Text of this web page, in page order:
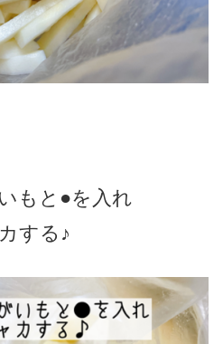
もと●を入れ
する♪